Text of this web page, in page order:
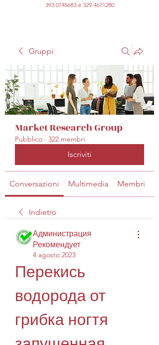
393.0745683e 329.4671280
Gruppi
Market Research Group
Pubblico · 322 membri
Iscriviti
Conversazioni Multimedia Membri
Indietro
Администрация
Рекомендует
4 agosto 2023
Перекись
водорода от
грибка ногтя